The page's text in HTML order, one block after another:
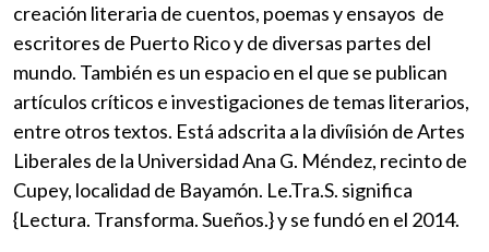
creación literaria de cuentos, poemas y ensayos de
escritores de Puerto Rico y de diversas partes del
mundo. También es un espacio en el que se publican
artículos críticos e investigaciones de temas literarios,
entre otros textos. Está adscrita a la divíisión de Artes
Liberales de la Universidad Ana G. Méndez, recinto de
Cupey, localidad de Bayamón. Le.Tra.S. significa
{Lectura. Transforma. Sueños.} y se fundó en el 2014.